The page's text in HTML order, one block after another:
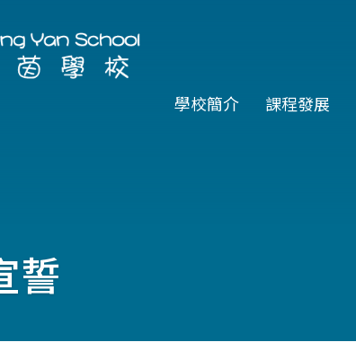
Main
學校簡介 課程發展
誓